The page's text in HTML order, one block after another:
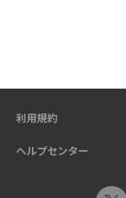
利用規約
ヘルプセンター